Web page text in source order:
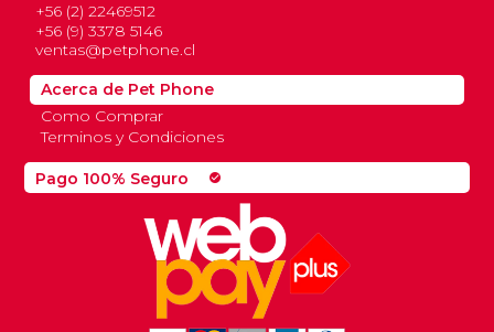
Pago 100% Seguro check_circle
+56 (2) 22469512
+56 (9) 3378 5146
ventas@petphone.cl
Acerca de Pet Phone
Como Comprar
Terminos y Condiciones